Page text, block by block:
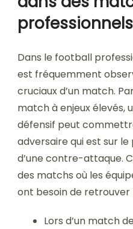
professionnels
Dans le football
est fréquemment
cruciaux d’un match.
match à enjeux élevés,
défensif peut
adversaire qui est sur
d’une contre-attaque.
des matchs où les
ont besoin de retrouver
Lors d’un match